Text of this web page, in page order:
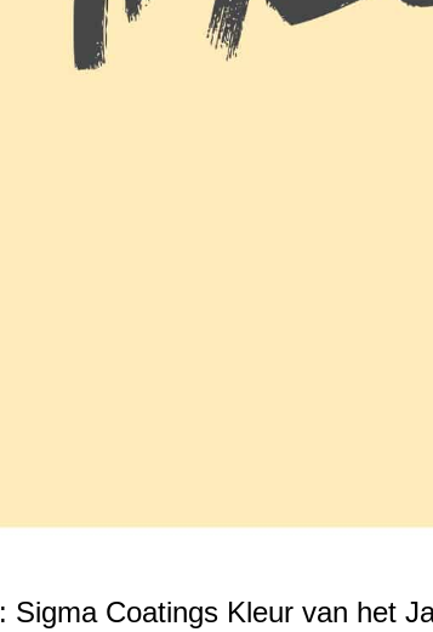
Sigma Coatings Kleur van het